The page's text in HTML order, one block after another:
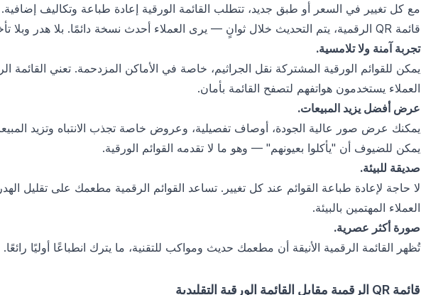
مع كل تغيير في السعر أو طبق جديد، تتطلب القائمة الورقية إعادة طباعة وتكاليف
قائمة QR الرقمية، يتم التحديث خلال ثوانٍ — يرى العملاء أحدث نسخة دائمًا. بلا هدر وبلا تأخير.
تجربة آمنة ولا تلامسية.
يمكن للقوائم الورقية المشتركة نقل الجراثيم، خاصة في الأماكن المزدحمة. تعني القائمة
العملاء يستخدمون هواتفهم لتصفح القائمة بأمان.
عرض أفضل يزيد المبيعات.
يمكنك عرض صور عالية الجودة، أوصاف تفصيلية، وعروض خاصة تجذب الانتباه وتزيد
يمكن للضيوف أن "يأكلوا بعيونهم" — وهو ما لا تقدمه القوائم الورقية.
صديقة للبيئة.
لا حاجة لإعادة طباعة القوائم عند كل تغيير. تساعد القوائم الرقمية مطعمك على تقليل
العملاء المهتمين بالبيئة.
صورة أكثر عصرية.
تُظهر القائمة الرقمية الأنيقة أن مطعمك حديث ومواكب للتقنية، ما يترك انطباعًا أوليًا رائعًا.
قائمة QR الرقمية مقابل القائمة الورقية التقليدية